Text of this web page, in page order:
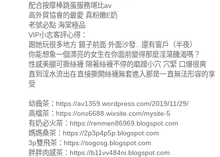
配合按摩棒跳蛋服務堪比av
高外貿協會的最愛 真粉嫩E奶
老號必點 海棠極品
VIP小志客評心得：
跟她玩很多地方 鏡子前面 外面沙發...還有窗戶（半夜）
你能想象一個漂亮的女生在你面前變得那麼淫蕩饑渴嗎？
性感美腿可撕絲襪 隔著絲襪不停的磨蹭小穴 穴緊 口爆很爽
直到淫水流出在直接撕開絲襪無套進入那是一直無法形容的享
受
幼齒茶：https://av1359.wordpress.com/2019/11/29/
高檔茶：https://ons6688.wixsite.com/mysite-5
有奶必火茶：https://renmen86969.blogspot.com
媽媽桑茶：https://2p3p4p5p.blogspot.com
3p雙飛茶：https://sogosg.blogspot.com
胖胖肉感茶：https://b11vv484ni.blogspot.com